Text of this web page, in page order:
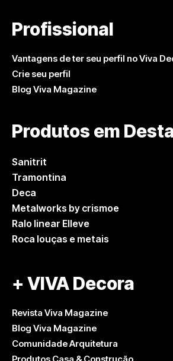
Profissional
Vantagens de ter seu perfil no Viva
Crie seu perfil
Blog Viva Magazine
Produtos em
Sanitrit
Tramontina
Deca
Metalworks by crismoe
Ralo linear Elleve
Roca louças e metais
+ VIVA Decora
Revista Viva Magazine
Blog Viva Magazine
Comunidade Arquitetura